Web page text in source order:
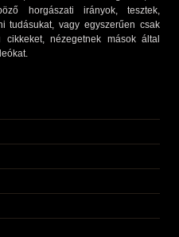
horgászati irányok, tesztek,
tudásukat, vagy egyszerűen csak
nézegetnek mások által